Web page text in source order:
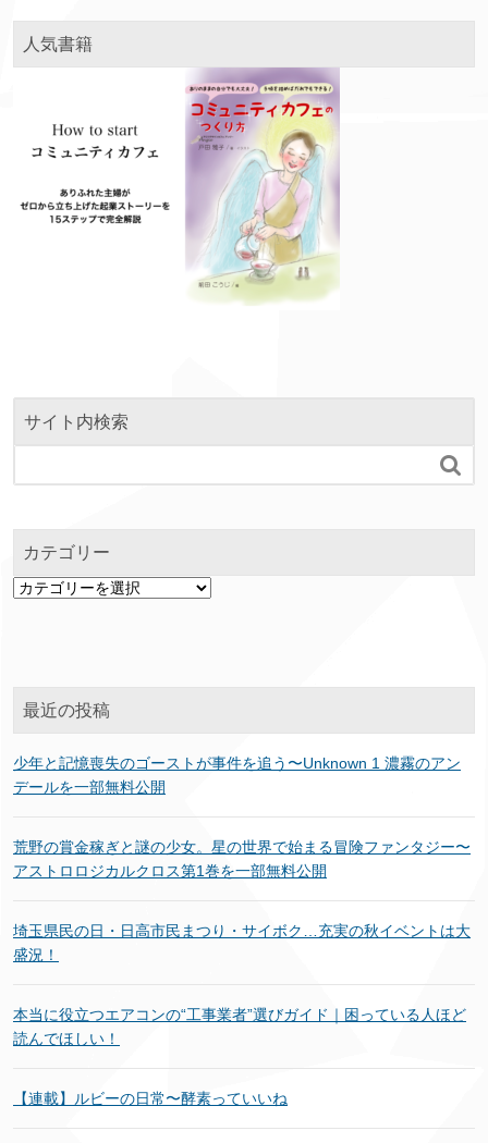
人気書籍
サイト内検索

カテゴリー
カ
最近の投稿
少年と記憶喪失のゴーストが事件を追う〜Unknown 1 濃霧のアン
デールを一部無料公開
荒野の賞金稼ぎと謎の少女。星の世界で始まる冒険ファンタジー〜
アストロロジカルクロス第1巻を一部無料公開
埼玉県民の日・日高市民まつり・サイボク…充実の秋イベントは大
盛況！
本当に役立つエアコンの“工事業者”選びガイド｜困っている人ほど
読んでほしい！
【連載】ルビーの日常〜酵素っていいね